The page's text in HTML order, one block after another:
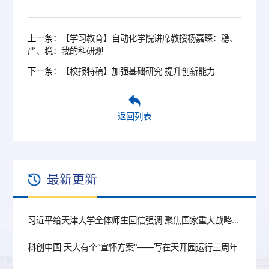
上一条：
【学习教育】自动化学院讲席教授杨嘉琛：稳、
严、稳：我的科研观
下一条：
【校报特稿】加强基础研究 提升创新能力
返回列表
最新更新
习近平给天津大学全体师生回信强调 聚焦国家重大战略需求提高人才培养质量 更好服务经济社会发展
科创中国 天大有个“宣怀方案”——写在天开园运行三周年